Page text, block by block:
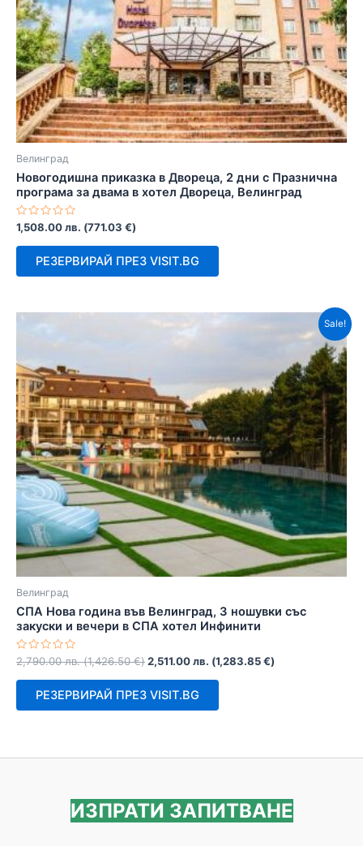
Велинград
Новогодишна приказка в Двореца, 2 дни с Празнична
програма за двама в хотел Двореца, Велинград
Оценено
с
0
1,508.00лв. (771.03 €)
РЕЗЕРВИРАЙ ПРЕЗ VISIT.BG
Sale!
Велинград
СПА Нова година във Велинград, 3 ношувки със
закуски и вечери в СПА хотел Инфинити
Оценено
с
0
2,790.00лв. (1,426.50€)2,511.00лв. (1,283.85€)
РЕЗЕРВИРАЙ ПРЕЗ VISIT.BG
ИЗПРАТИ ЗАПИТВАНЕ